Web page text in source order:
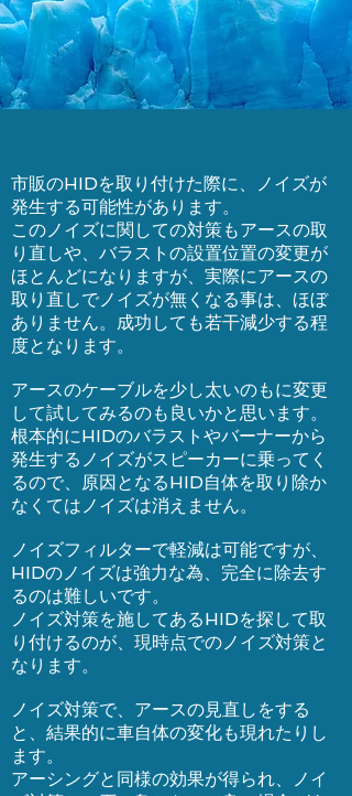
市販のHIDを取り付けた際に、ノイズが
発生する可能性があります。
このノイズに関しての対策もアースの取
り直しや、バラストの設置位置の変更が
ほとんどになりますが、実際にアースの
取り直しでノイズが無くなる事は、ほぼ
ありません。成功しても若干減少する程
度となります。
アースのケーブルを少し太いのもに変更
して試してみるのも良いかと思います。
根本的にHIDのバラストやバーナーから
発生するノイズがスピーカーに乗ってく
るので、原因となるHID自体を取り除か
なくてはノイズは消えません。
ノイズフィルターで軽減は可能ですが、
HIDのノイズは強力な為、完全に除去す
るのは難しいです。
ノイズ対策を施してあるHIDを探して取
り付けるのが、現時点でのノイズ対策と
なります。
ノイズ対策で、アースの見直しをする
と、結果的に車自体の変化も現れたりし
ます。
アーシングと同様の効果が得られ、ノイ